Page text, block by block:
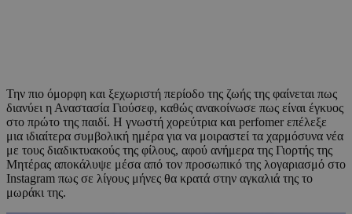
Την πιο όμορφη και ξεχωριστή περίοδο της ζωής της φαίνεται πως
διανύει η Αναστασία Γιούσεφ, καθώς ανακοίνωσε πως είναι έγκυος
στο πρώτο της παιδί. Η γνωστή χορεύτρια και perfomer επέλεξε
μια ιδιαίτερα συμβολική ημέρα για να μοιραστεί τα χαρμόσυνα νέα
με τους διαδικτυακούς της φίλους, αφού ανήμερα της Γιορτής της
Μητέρας αποκάλυψε μέσα από τον προσωπικό της λογαριασμό στο
Instagram πως σε λίγους μήνες θα κρατά στην αγκαλιά της το
μωράκι της.